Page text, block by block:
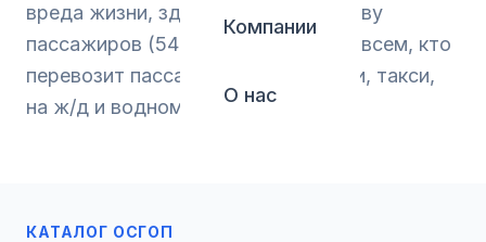
Компании
О нас
вреда жизни, здоровью и имуществу
пассажиров (54-ФЗ). Необходимо всем, кто
перевозит пассажиров автобусами, такси,
на ж/д и водном транспорте.
КАТАЛОГ ОСГОП